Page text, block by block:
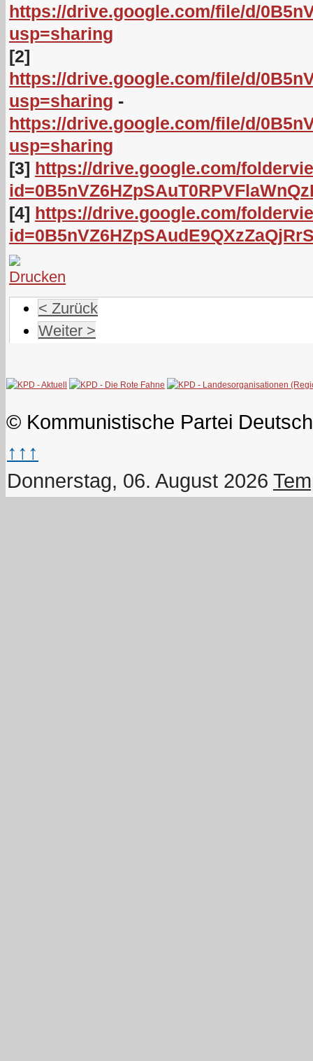
https://drive.google.com/file/d/
usp=sharing
[2]
https://drive.google.com/file/d/
usp=sharing -
https://drive.google.com/file/d/
usp=sharing
[3] https://drive.google.com/
[4] https://drive.google.com/
< Zurück
Weiter >
© Kommunistische Partei
↑↑↑
Donnerstag, 06. August 2026